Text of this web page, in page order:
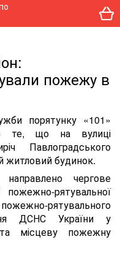
пожежу в
порятунку «101»
те, що на вулиці
Павлоградського
житловий будинок.
чергове
рятувальної
рятувального
ДСНС України у
та місцеву пожежну